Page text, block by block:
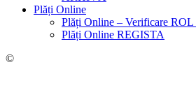
Plăți Online
Plăți Online – Verificare ROL
Plăți Online REGISTA
©